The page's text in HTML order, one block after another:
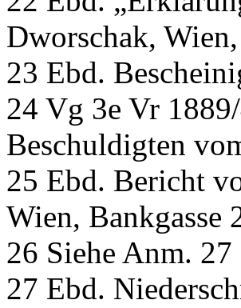
Dworschak,
23 Ebd.
24 Vg 3e Vr
Beschuldigten
25 Ebd. Bericht
Wien, Bankgasse
26 Siehe Anm. 27
27 Ebd.